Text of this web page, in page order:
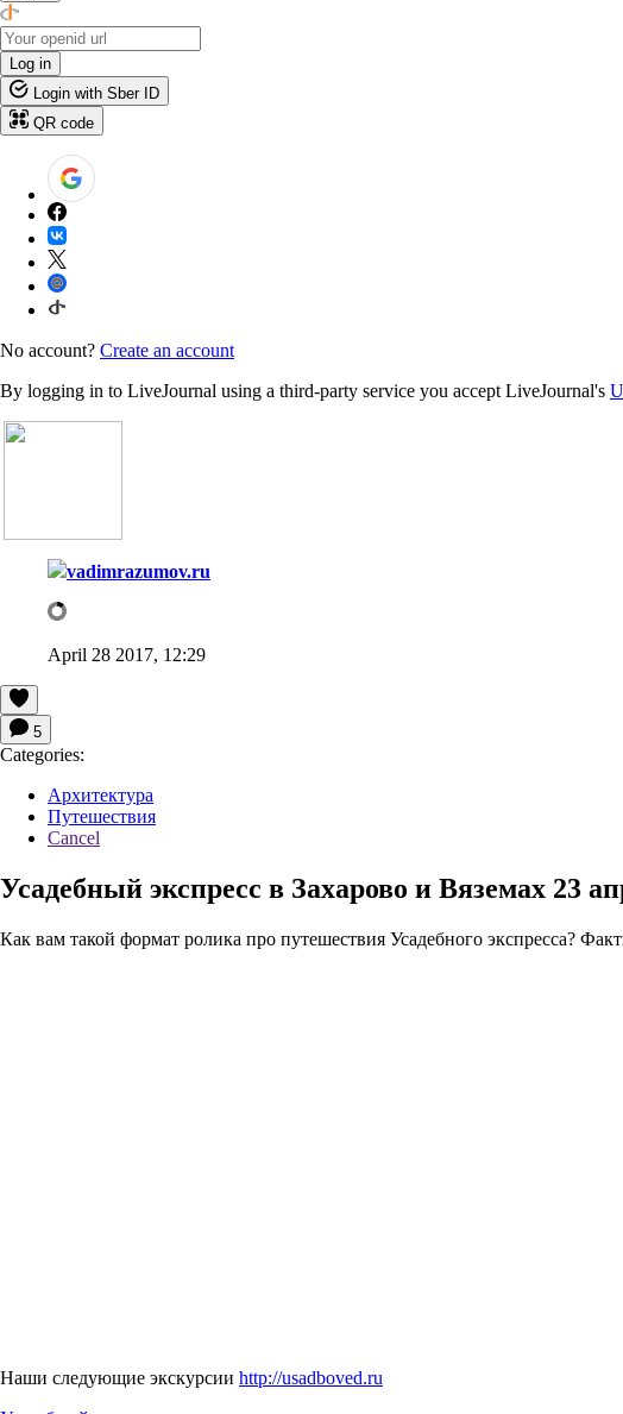
Log in
Login with Sber ID
QR code
No account? Create an account
By logging in to LiveJournal using a third-party service you accept LiveJournal's
vadimrazumov.ru
April 28 2017, 12:29
5
Categories:
Архитектура
Путешествия
Cancel
Усадебный экспресс в Захарово и Вяземах 23
Как вам такой формат ролика про путешествия Усадебного экспресса?
Наши следующие экскурсии http://usadboved.ru